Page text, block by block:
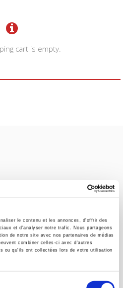
le contenu et les annonces, d'offrir des
et d'analyser notre trafic. Nous partageons
de notre site avec nos partenaires de médias
combiner celles-ci avec d'autres
ou qu'ils ont collectées lors de votre utilisation
cart is empty.
has a threefold role: to publish
works for student use, and to